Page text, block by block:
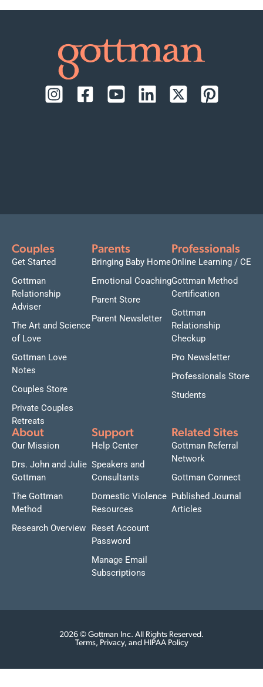
Couples
Get Started
Gottman
Relationship
Adviser
The Art and Science
of Love
Gottman Love
Notes
Couples Store
Private Couples
Retreats
Parents
Bringing Baby Home
Emotional Coaching
Parent Store
Parent Newsletter
Professionals
Online Learning / CE
Gottman Method
Certification
Gottman
Relationship
Checkup
Pro Newsletter
Professionals Store
Students
About
Our Mission
Drs. John and Julie
Gottman
The Gottman
Method
Research Overview
Support
Help Center
Speakers and
Consultants
Domestic Violence
Resources
Reset Account
Password
Manage Email
Subscriptions
Related Sites
Gottman Referral
Network
Gottman Connect
Published Journal
Articles
2026 © Gottman Inc. All Rights Reserved.
Terms, Privacy, and HIPAA Policy